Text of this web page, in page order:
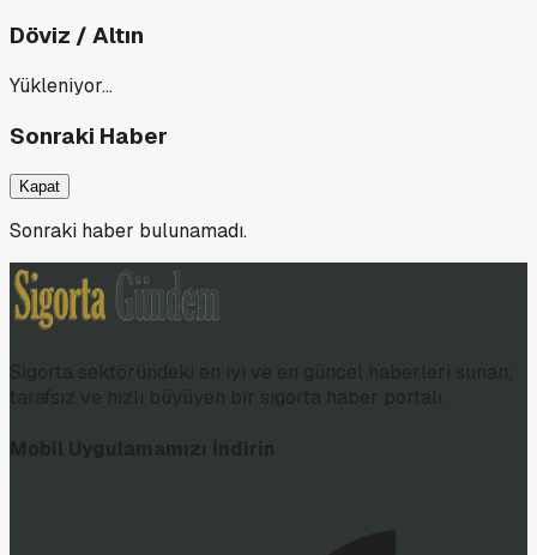
Döviz / Altın
Yükleniyor…
Sonraki Haber
Kapat
Sonraki haber bulunamadı.